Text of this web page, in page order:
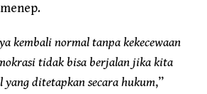
kembali normal tanpa kekecewaan
tidak bisa berjalan jika kita
ditetapkan secara hukum,”